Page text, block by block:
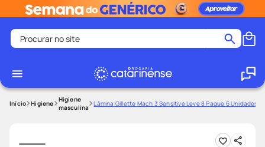
Procurar no site
1
2 º
medley
Higiene
Higiene
masculina
Lâmina Gillette Mach 3 Sensitive Leve 8 Pague 6 Unidades